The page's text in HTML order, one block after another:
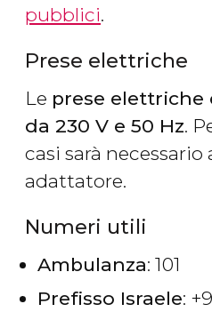
pubblici.
Prese elettriche
Le prese elettriche
da 230 V e 50 Hz.
casi sarà necessario
adattatore.
Numeri utili
Ambulanza: 101
Prefisso Israele: